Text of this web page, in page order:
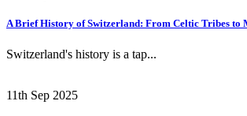
A Brief History of Switzerland: From Celtic Tribes to
Switzerland's history is a tap...
11th Sep 2025